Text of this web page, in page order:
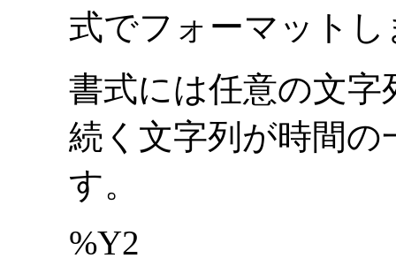
式でフォーマットし
書式には任意の文
続く文字列が時間
す。
%Y2